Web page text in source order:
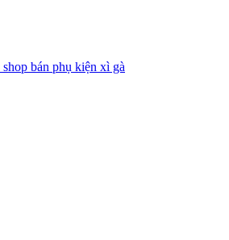
shop bán phụ kiện xì gà